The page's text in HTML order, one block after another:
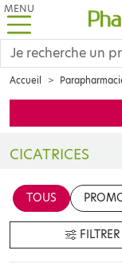
MENU
Accueil
CICATRICES
TOUS
FILTRER